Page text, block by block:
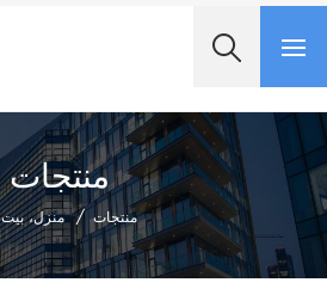
منتجات
منزل، بيت / منتجات